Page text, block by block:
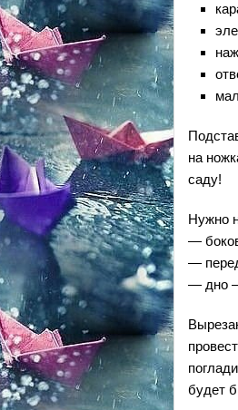
на
саду!
Нужно
—
—
— дно –
будет